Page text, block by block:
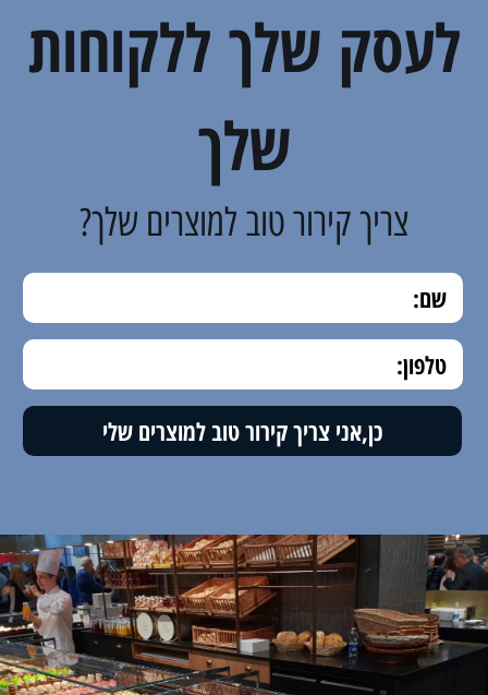
לעסק שלך ללקוחות
שלך
צריך קירור טוב למוצרים שלך?